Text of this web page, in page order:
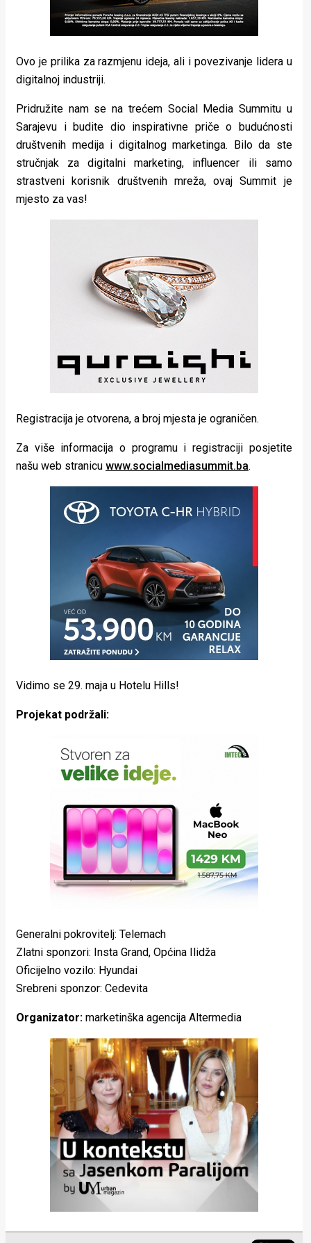
Ovo je prilika za razmjenu ideja, ali i povezivanje lidera u
digitalnoj industriji.
Pridružite nam se na trećem Social Media Summitu u
Sarajevu i budite dio inspirativne priče o budućnosti
društvenih medija i digitalnog marketinga. Bilo da ste
stručnjak za digitalni marketing, influencer ili samo
strastveni korisnik društvenih mreža, ovaj Summit je
mjesto za vas!
Registracija je otvorena, a broj mjesta je ograničen.
Za više informacija o programu i registraciji posjetite
našu web stranicu www.socialmediasummit.ba.
Vidimo se 29. maja u Hotelu Hills!
Projekat podržali:
Generalni pokrovitelj: Telemach
Zlatni sponzori: Insta Grand, Općina Ilidža
Oficijelno vozilo: Hyundai
Srebreni sponzor: Cedevita
Organizator: marketinška agencija Altermedia